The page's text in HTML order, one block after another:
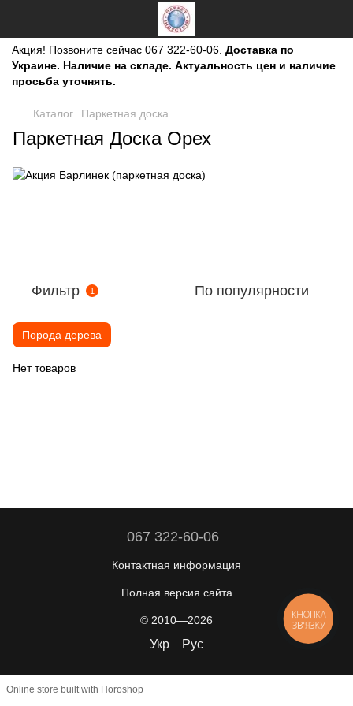
Акция! Позвоните сейчас 067 322-60-06. Доставка по
Украине. Наличие на складе. Актуальность цен и наличие
просьба уточнять.
Каталог Паркетная доска
Паркетная Доска Орех
Фильтр 1 По популярности
Порода дерева
Нет товаров
067 322-60-06
Контактная информация
Полная версия сайта
© 2010—2026
Укр Рус
Online store built with Horoshop
КНОПКА
ЗВ'ЯЗКУ